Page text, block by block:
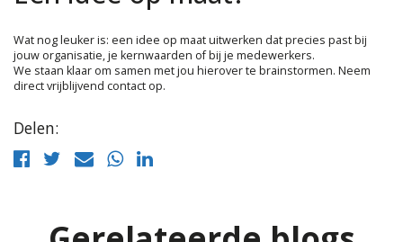
Wat nog leuker is: een idee op maat uitwerken dat precies past bij
jouw organisatie, je kernwaarden of bij je medewerkers.
We staan klaar om samen met jou hierover te brainstormen. Neem
direct vrijblijvend contact op.
Delen: